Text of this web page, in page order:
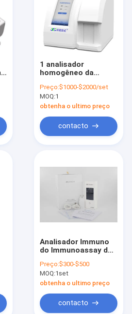
1 analisador
homogêneo da
canal
Preço:$1000-$2000/set
MOQ:1
obtenha o ultimo preço
contacto
Analisador Immuno
do Immunoassay da
analisador das
hormonas do
analisador de POCT
Preço:$300-$500
MOQ:1set
obtenha o ultimo preço
contacto